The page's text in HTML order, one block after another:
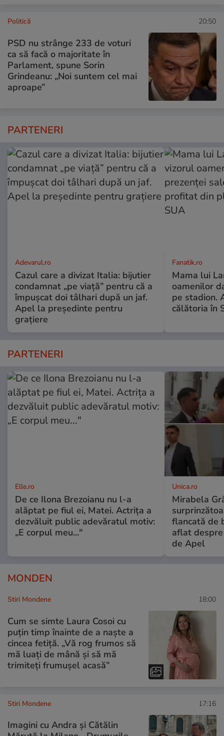
Politică 20:50
PSD nu strânge 233 de voturi
ca să facă o majoritate în
Parlament, spune Sorin
Grindeanu: „Noi suntem cel mai
aproape”
PARTENERI
Adevarul.ro
Cazul care a divizat Italia: bijutier
condamnat „pe viață” pentru că a
împușcat doi tâlhari după un jaf.
Apel la președinte pentru
graţiere
Fanatik.ro
Mama lui
oamenilor
pe stadion.
călătoria în
PARTENERI
Elle.ro
De ce Ilona Brezoianu nu l-a
alăptat pe fiul ei, Matei. Actrița a
dezvăluit public adevăratul motiv:
„E corpul meu..."
Unica.ro
Mirabela
flancată de
aflat
de Apel
MONDEN
Stiri Mondene 18:00
Cum se simte Laura Cosoi cu
puțin timp înainte de a naște a
cincea fetiță. „Vă rog frumos să
mă luați de mână și să mă
trimiteți frumușel acasă”
Stiri Mondene 17:16
Imagini cu Andra și Cătălin